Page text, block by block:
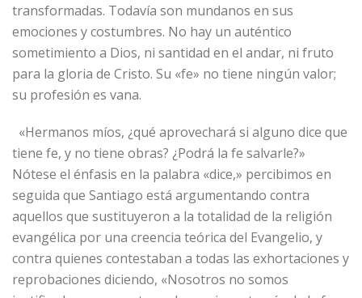
transformadas. Todavía son mundanos en sus
emociones y costumbres. No hay un auténtico
sometimiento a Dios, ni santidad en el andar, ni fruto
para la gloria de Cristo. Su «fe» no tiene ningún valor;
su profesión es vana.
«Hermanos míos, ¿qué aprovechará si alguno dice que
tiene fe, y no tiene obras? ¿Podrá la fe salvarle?»
Nótese el énfasis en la palabra «dice,» percibimos en
seguida que Santiago está argumentando contra
aquellos que sustituyeron a la totalidad de la religión
evangélica por una creencia teórica del Evangelio, y
contra quienes contestaban a todas las exhortaciones y
reprobaciones diciendo, «Nosotros no somos